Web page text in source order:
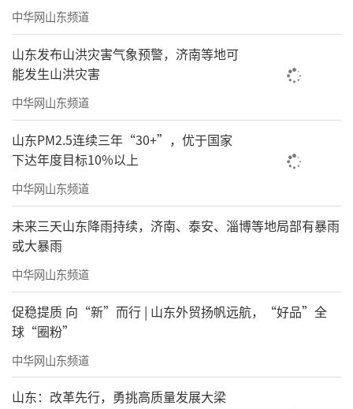
中华网山东频道
山东发布山洪灾害气象预警，济南等地可
能发生山洪灾害
中华网山东频道
山东PM2.5连续三年“30+”，优于国家
下达年度目标10%以上
中华网山东频道
未来三天山东降雨持续，济南、泰安、淄博等地局部有暴雨
或大暴雨
中华网山东频道
促稳提质 向“新”而行 | 山东外贸扬帆远航，“好品”全
球“圈粉”
中华网山东频道
山东：改革先行，勇挑高质量发展大梁